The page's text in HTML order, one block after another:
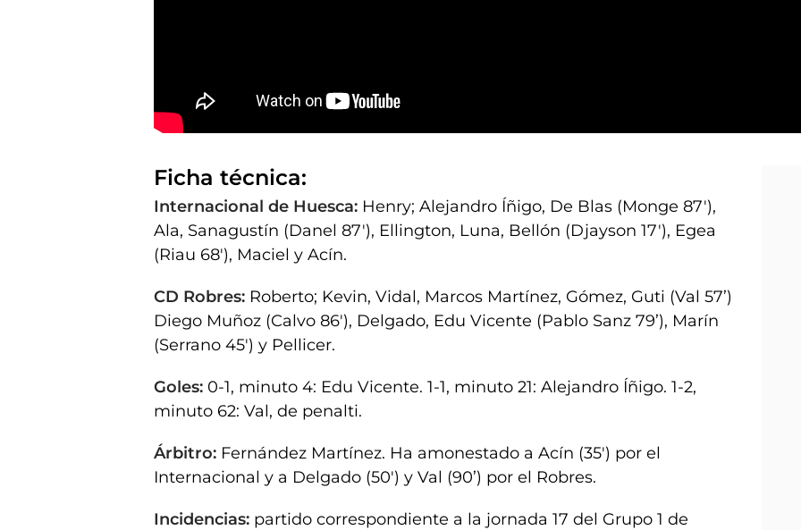
Ficha técnica:
Internacional de Huesca: Henry; Alejandro Íñigo, De Blas (Monge 87'),
Ala, Sanagustín (Danel 87'), Ellington, Luna, Bellón (Djayson 17'), Egea
(Riau 68'), Maciel y Acín.
CD Robres: Roberto; Kevin, Vidal, Marcos Martínez, Gómez, Guti (Val 57’)
Diego Muñoz (Calvo 86'), Delgado, Edu Vicente (Pablo Sanz 79’), Marín
(Serrano 45') y Pellicer.
Goles: 0-1, minuto 4: Edu Vicente. 1-1, minuto 21: Alejandro Íñigo. 1-2,
minuto 62: Val, de penalti.
Árbitro: Fernández Martínez. Ha amonestado a Acín (35') por el
Internacional y a Delgado (50') y Val (90’) por el Robres.
Incidencias: partido correspondiente a la jornada 17 del Grupo 1 de